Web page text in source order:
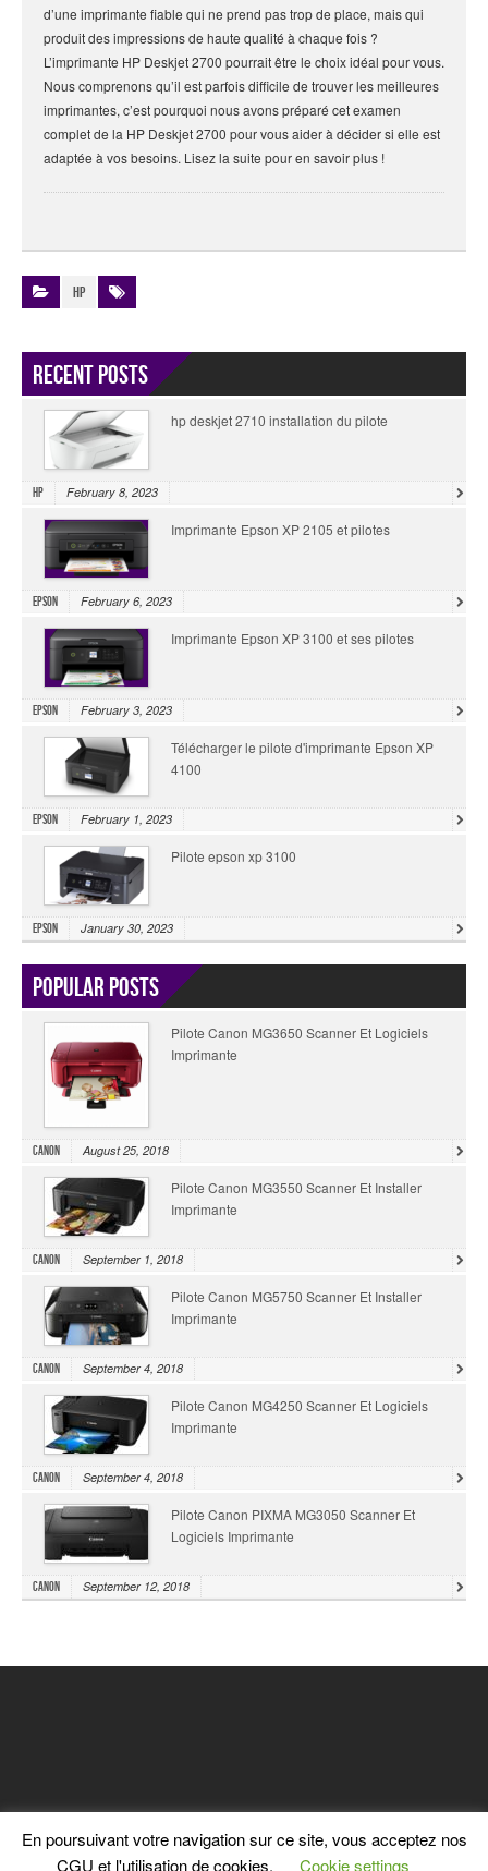
d’une imprimante fiable qui ne prend pas trop de place, mais qui
produit des impressions de haute qualité à chaque fois ?
L’imprimante HP Deskjet 2700 pourrait être le choix idéal pour vous.
Nous comprenons qu’il est parfois difficile de trouver les meilleures
imprimantes, c’est pourquoi nous avons préparé cet examen
complet de la HP Deskjet 2700 pour vous aider à décider si elle est
adaptée à vos besoins. Lisez la suite pour en savoir plus !
HP
Recent Posts
hp deskjet 2710 installation du pilote
HP February 8, 2023
Imprimante Epson XP 2105 et pilotes
Epson February 6, 2023
Imprimante Epson XP 3100 et ses pilotes
Epson February 3, 2023
Télécharger le pilote d'imprimante Epson XP
4100
Epson February 1, 2023
Pilote epson xp 3100
Epson January 30, 2023
Popular Posts
Pilote Canon MG3650 Scanner Et Logiciels
Imprimante
Canon August 25, 2018
Pilote Canon MG3550 Scanner Et Installer
Imprimante
Canon September 1, 2018
Pilote Canon MG5750 Scanner Et Installer
Imprimante
Canon September 4, 2018
Pilote Canon MG4250 Scanner Et Logiciels
Imprimante
Canon September 4, 2018
Pilote Canon PIXMA MG3050 Scanner Et
Logiciels Imprimante
Canon September 12, 2018
En poursuivant votre navigation sur ce site, vous acceptez nos
CGU et l'utilisation de cookies.
Cookie settings